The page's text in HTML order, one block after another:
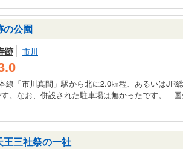
の公園
跡 市川
線「市川真間」駅から北に2.0㎞程、あるいはJR
す。なお、併設された駐車場は無かったです。
王三社祭の一社